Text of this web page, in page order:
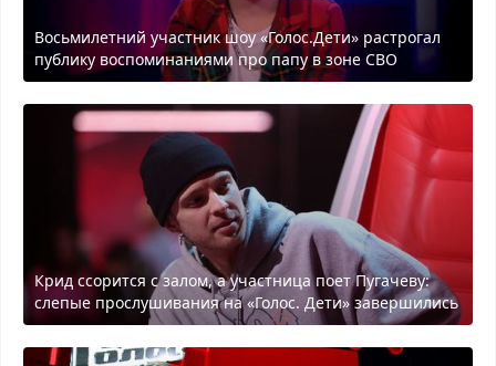
Восьмилетний участник шоу «Голос.Дети» растрогал
публику воспоминаниями про папу в зоне СВО
Крид ссорится с залом, а участница поет Пугачеву:
слепые прослушивания на «Голос. Дети» завершились